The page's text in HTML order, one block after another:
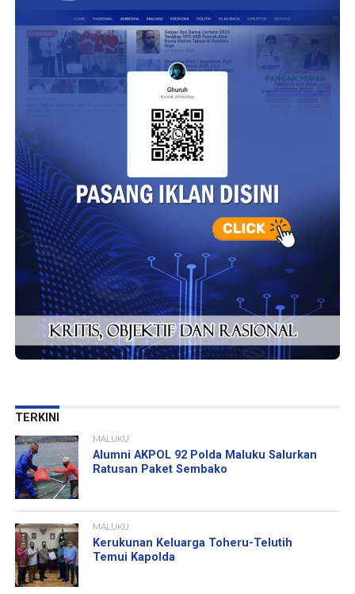
TERKINI
MALUKU
Alumni AKPOL 92 Polda Maluku Salurkan
Ratusan Paket Sembako
MALUKU
Kerukunan Keluarga Toheru-Telutih
Temui Kapolda